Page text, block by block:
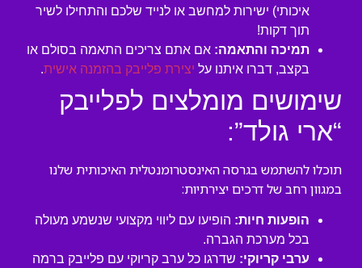
איכותי) ישירות למחשב או לנייד שלכם והתחילו לשיר
תוך דקות!
תמיכה והתאמה: אם אתם צריכים התאמה בסולם או
בקצב, דברו איתנו על יצירת פלייבק בהזמנה אישית.
שימושים מומלצים לפלייבק
“ארי גולד”:
תוכלו להשתמש בגרסה האינסטרומנטלית האיכותית שלנו
במגוון רחב של דרכים יצירתיות:
הופעות חיות: הופיעו עם ליווי מקצועי שנשמע מעולה
בכל מערכת הגברה.
ערבי קריוקי: שדרגו כל ערב קריוקי עם פלייבק ברמה